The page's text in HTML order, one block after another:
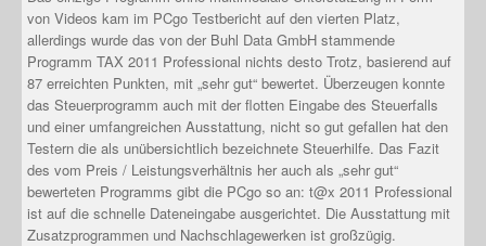
von Videos kam im PCgo Testbericht auf den vierten Platz,
allerdings wurde das von der Buhl Data GmbH stammende
Programm TAX 2011 Professional nichts desto Trotz, basierend auf
87 erreichten Punkten, mit „sehr gut“ bewertet. Überzeugen konnte
das Steuerprogramm auch mit der flotten Eingabe des Steuerfalls
und einer umfangreichen Ausstattung, nicht so gut gefallen hat den
Testern die als unübersichtlich bezeichnete Steuerhilfe. Das Fazit
des vom Preis / Leistungsverhältnis her auch als „sehr gut“
bewerteten Programms gibt die PCgo so an: t@x 2011 Professional
ist auf die schnelle Dateneingabe ausgerichtet. Die Ausstattung mit
Zusatzprogrammen und Nachschlagewerken ist großzügig.